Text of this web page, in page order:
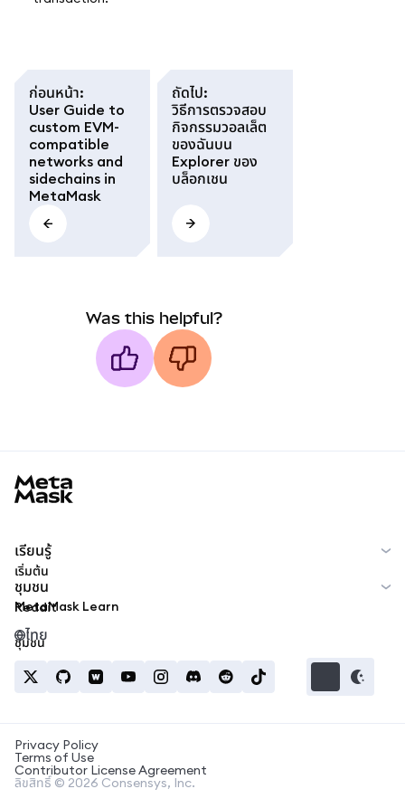
ก่อนหน้า:
User Guide to
custom EVM-
compatible
networks and
sidechains in
MetaMask
ถัดไป:
วิธีการตรวจสอบ
กิจกรรมวอลเล็ต
ของฉันบน
Explorer ของ
บล็อกเชน
Was this helpful?
เรียนรู้
เริ่มต้น
MetaMask Learn
ชุมชน
Reddit
ชุมชน
ไทย
Privacy Policy
Terms of Use
Contributor License Agreement
ลิขสิทธิ์ © 2026 Consensys, Inc.